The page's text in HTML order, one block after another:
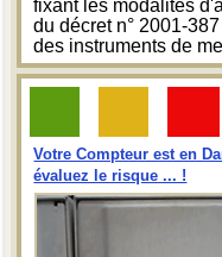
fixant les modalités
du décret n° 2001-
des instruments de
Votre Compteur est en
évaluez le risque ... !